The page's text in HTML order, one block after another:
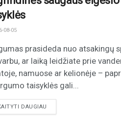
08-05
prasideda nuo atsakingų
ar laiką leidžiate prie
namuose ar kelionėje –
taisyklės gali...
DAUGIAU